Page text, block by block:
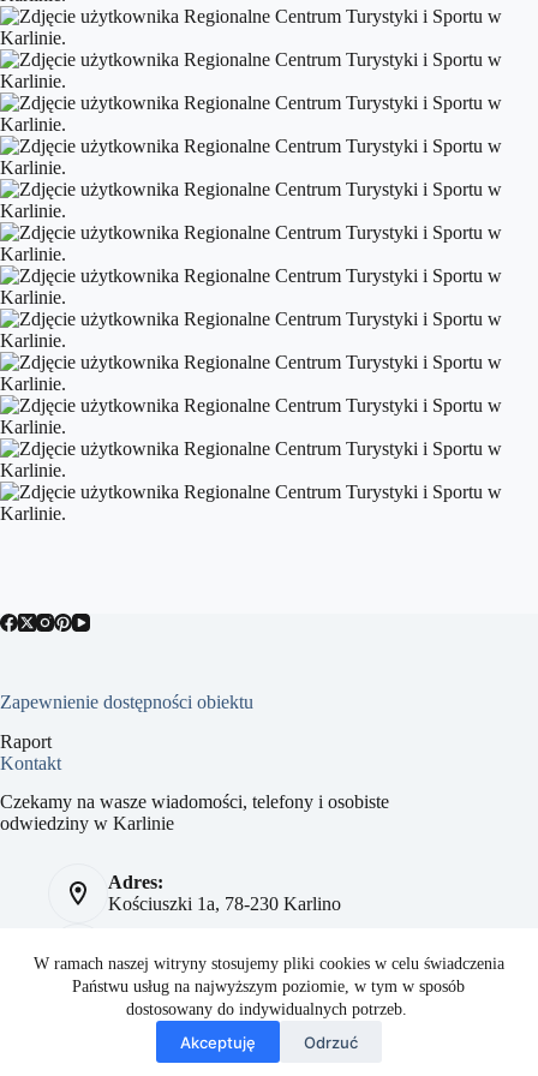
W ramach naszej witryny stosujemy pliki cookies w celu świadczenia
Państwu usług na najwyższym poziomie, w tym w sposób
dostosowany do indywidualnych potrzeb.
Akceptuję Odrzuć
Zapewnienie dostępności obiektu
Raport
Kontakt
Czekamy na wasze wiadomości, telefony i osobiste
odwiedziny w Karlinie
Adres:
Kościuszki 1a, 78-230 Karlino
784 093 041
Strona:
sport.karlino.pl
Copyright © 2026 Regionalne Centrum Sportu i Turystyki w